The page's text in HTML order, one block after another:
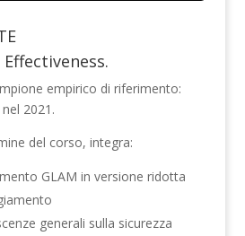
empirico di riferimento:
2021.
del corso, integra:
GLAM in versione ridotta
generali sulla sicurezza